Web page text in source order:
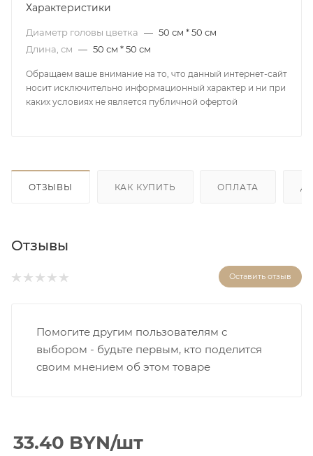
Характеристики
Диаметр головы цветка — 50 см * 50 см
Длина, см — 50 см * 50 см
Обращаем ваше внимание на то, что данный интернет-сайт
носит исключительно информационный характер и ни при
каких условиях не является публичной офертой
ОТЗЫВЫ КАК КУПИТЬ ОПЛАТА
Отзывы
Оставить отзыв
Помогите другим пользователям с
выбором - будьте первым, кто поделится
своим мнением об этом товаре
33.40 BYN/шт